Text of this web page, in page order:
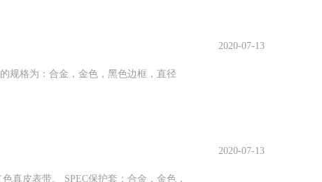
规格为：合金，金色，黑色边框，直径
2020-07-13
真皮表带。 SPEC保护套：合金，金色，
2020-07-13